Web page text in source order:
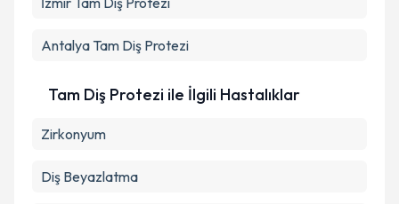
Antalya Tam Diş Protezi
Tam Diş Protezi ile İlgili Hastalıklar
Zirkonyum
Diş Beyazlatma